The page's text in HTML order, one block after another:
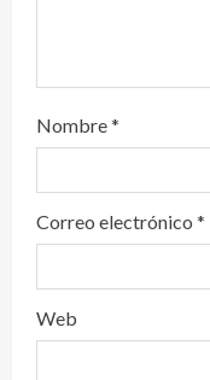
Nombre*
Correo electrónico *
Web